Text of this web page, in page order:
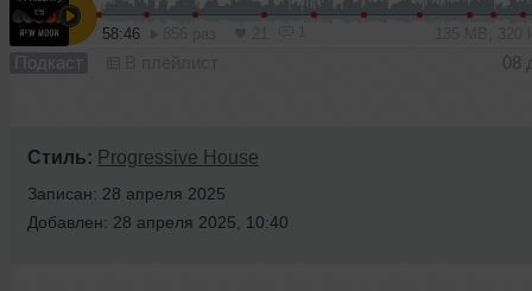
58:46
Подкаст 08
Стиль: Progressive House
Записан: 28 апреля 2025
Добавлен: 28 апреля 2025, 10:40